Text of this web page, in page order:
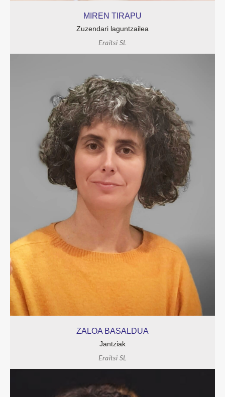
MIREN TIRAPU
Zuzendari laguntzailea
Eraitsi SL
ZALOA BASALDUA
Jantziak
Eraitsi SL